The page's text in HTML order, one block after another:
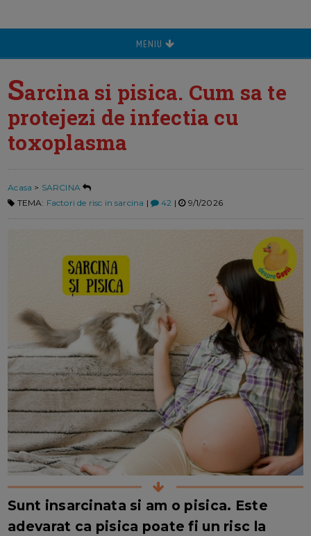
MENIU
Sarcina si pisica. Cum sa te
protejezi de infectia cu
toxoplasma
Acasa > SARCINA
TEMA: Factori de risc in sarcina | 42 | 9/1/2026
Sunt insarcinata si am o pisica. Este
adevarat ca pisica poate fi un risc la